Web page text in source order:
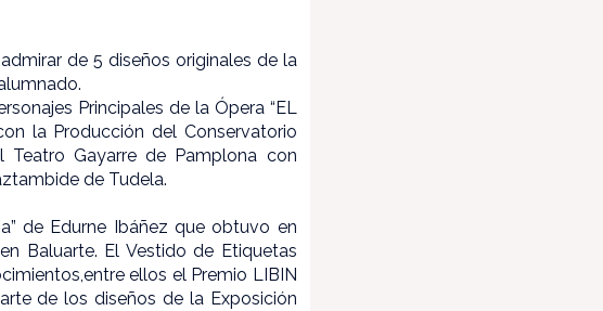
de 5 diseños originales de la
Principales de la Ópera “EL
la Producción del Conservatorio
Gayarre de Pamplona con
de Tudela.
de Edurne Ibáñez que obtuvo en
Baluarte. El Vestido de Etiquetas
ellos el Premio LIBIN
de los diseños de la Exposición